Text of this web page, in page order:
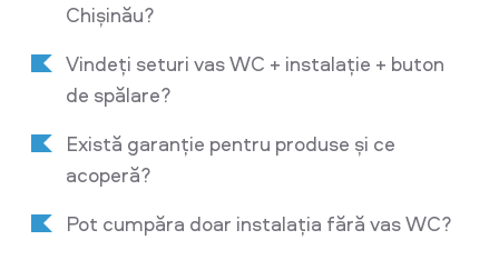
Chișinău?
Vindeți seturi vas WC + instalație + buton
de spălare?
Există garanție pentru produse și ce
acoperă?
Pot cumpăra doar instalația fără vas WC?